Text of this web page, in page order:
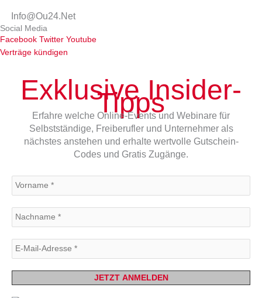
Info@Ou24.Net
Social Media
Facebook Twitter Youtube
Verträge kündigen
Exklusive Insider-
Tipps
Erfahre welche Online-Events und Webinare für
Selbstständige, Freiberufler und Unternehmer als
nächstes anstehen und erhalte wertvolle Gutschein-
Codes und Gratis Zugänge.